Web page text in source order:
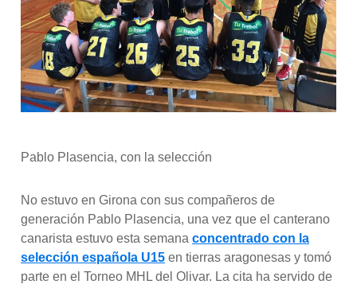
Pablo Plasencia, con la selección
No estuvo en Girona con sus compañeros de
generación Pablo Plasencia, una vez que el canterano
canarista estuvo esta semana concentrado con la
selección española U15 en tierras aragonesas y tomó
parte en el Torneo MHL del Olivar. La cita ha servido de